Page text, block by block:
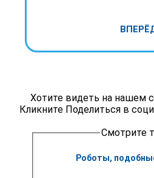
Хотите видеть на нашем
Кликните Поделиться в
Смотрите
Роботы,